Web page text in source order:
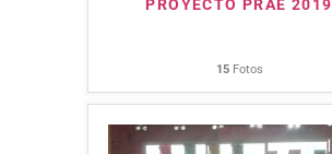
PROYECTO PRAE 2019
15Fotos